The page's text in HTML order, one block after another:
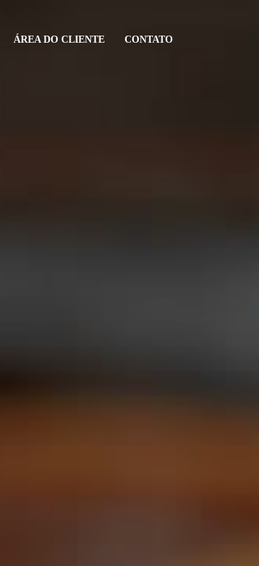
ÁREA DO CLIENTE CONTATO